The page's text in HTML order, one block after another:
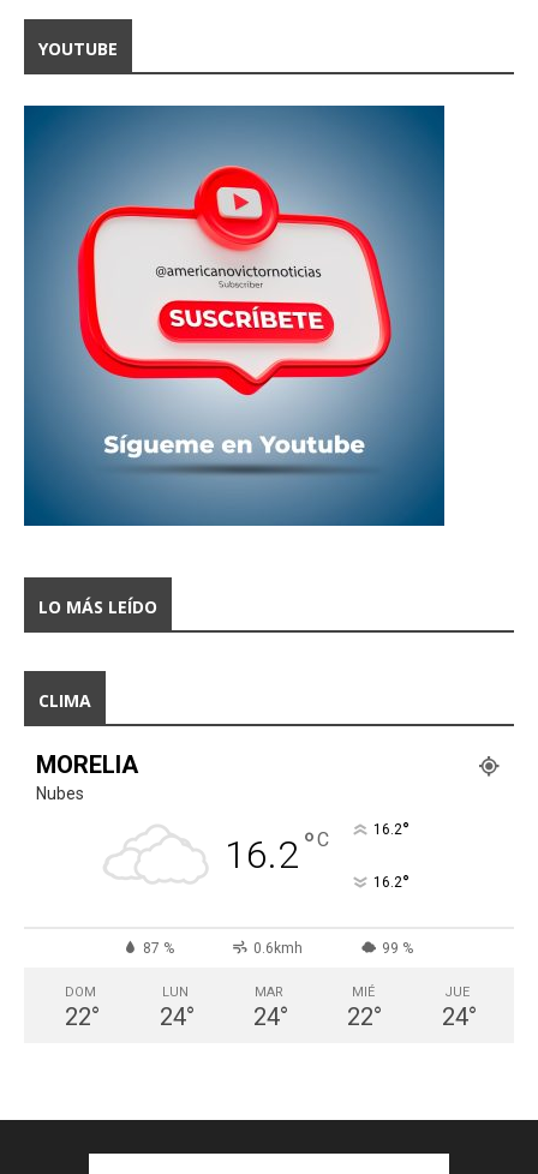
YOUTUBE
LO MÁS LEÍDO
CLIMA
MORELIA
Nubes
16.2°C 16.2°
16.2°
87 % 0.6kmh 99 %
DOM
22°
LUN
24°
MAR
24°
MIÉ
22°
JUE
24°